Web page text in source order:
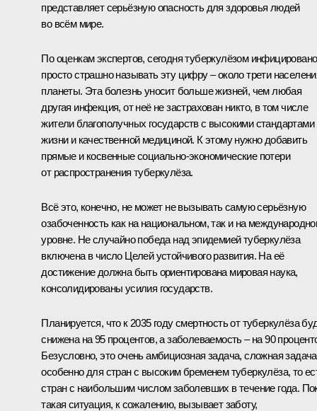
представляет серьёзную опасность для здоровья людей
во всём мире.
По оценкам экспертов, сегодня туберкулёзом
просто страшно называть эту цифру – около трети
планеты. Эта болезнь уносит больше жизней, чем любая
другая инфекция, от неё не застрахован никто, в том числе
жители благополучных государств с высокими стандартами
жизни и качественной медициной. К этому нужно добавить
прямые и косвенные социально-экономические потери
от распространения туберкулёза.
Всё это, конечно, не может не вызывать самую серьёзную
озабоченность как на национальном, так и на
уровне. Не случайно победа над эпидемией туберкулёза
включена в число Целей устойчивого развития. На её
достижение должна быть ориентирована мировая наука,
консолидированы усилия государств.
Планируется, что к 2035 году смертность от туберкулёза
снижена на 95 процентов, а заболеваемость – на 90
Безусловно, это очень амбициозная задача, сложная
особенно для стран с высоким бременем туберкулёза, то
стран с наибольшим числом заболевших в течение года.
такая ситуация, к сожалению, вызывает заботу,